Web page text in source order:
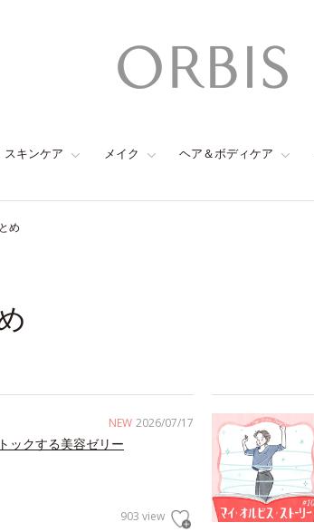
スキンケア メイク ヘア＆ボディケア
め
NEW 2026/07/17
ックする美容ゼリー
903 view